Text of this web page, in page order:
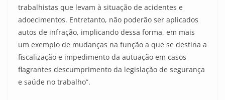
trabalhistas que levam à situação de acidentes e
adoecimentos. Entretanto, não poderão ser aplicados
autos de infração, implicando dessa forma, em mais
um exemplo de mudanças na função a que se destina a
fiscalização e impedimento da autuação em casos
flagrantes descumprimento da legislação de segurança
e saúde no trabalho”.